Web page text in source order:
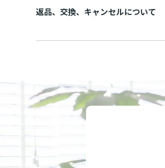
返品、交換、キャンセルについて